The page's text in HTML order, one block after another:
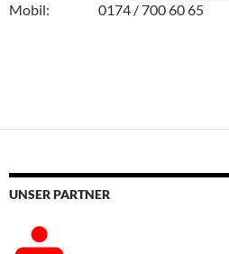
Mobil: 0174 / 700 60 65
UNSER PARTNER